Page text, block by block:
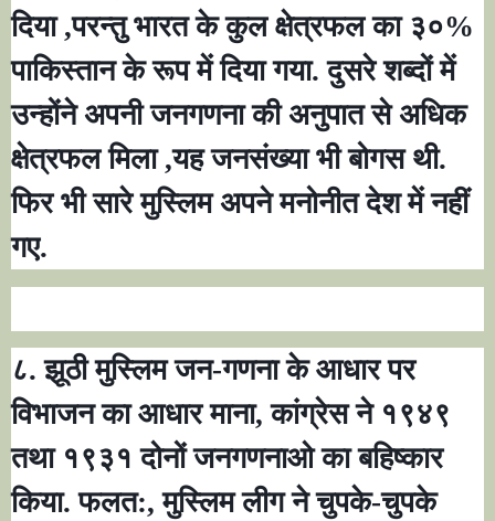
दिया,परन्तु भारत के कुल क्षेत्रफल का ३०%
पाकिस्तान के रूप में दिया गया. दुसरे शब्दों में
उन्होंने अपनी जनगणना की अनुपात से अधिक
क्षेत्रफल मिला,यह जनसंख्या भी बोगस थी.
फिर भी सारे मुस्लिम अपने मनोनीत देश में नहीं
गए.
८. झूठी मुस्लिम जन-गणना के आधार पर
विभाजन का आधार माना,कांग्रेस ने १९४९
तथा १९३१ दोनों जनगणनाओ का बहिष्कार
किया. फलत:,मुस्लिम लीग ने चुपके-चुपके